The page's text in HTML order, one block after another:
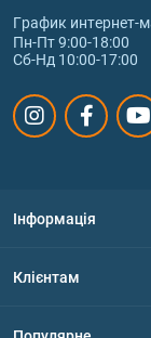
График
Пн-Пт 9:00-18:00
Сб-Нд 10:00-17:00
Інформація
Клієнтам